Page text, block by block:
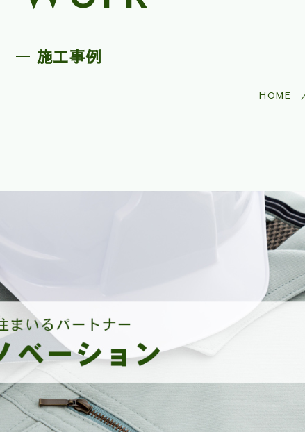
施工事例
HOME